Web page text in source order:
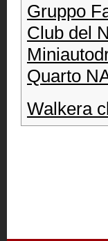
Gruppo
Club del
Quarto
Walkera